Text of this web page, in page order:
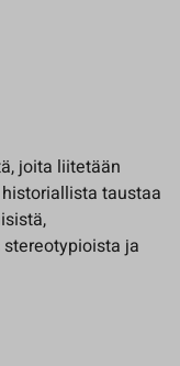
joita liitetään
taustaa
ja